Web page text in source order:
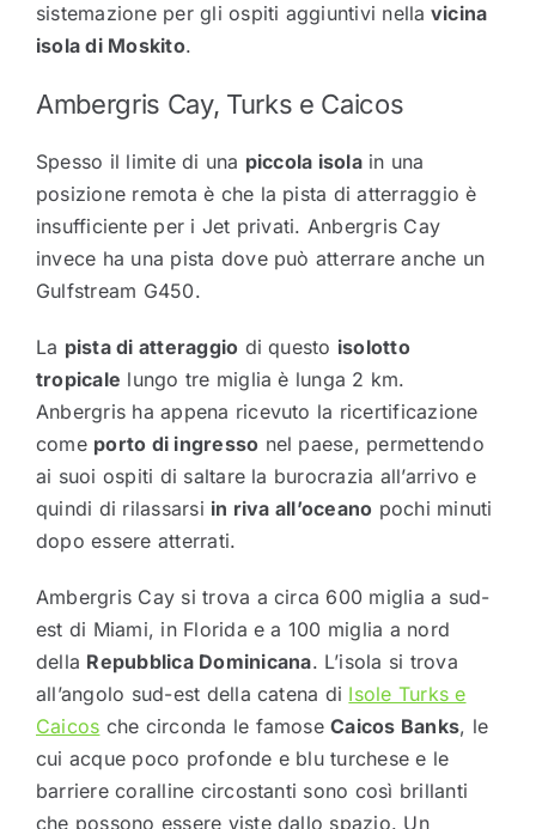
sistemazione per gli ospiti aggiuntivi nella vicina
isola di Moskito.
Ambergris Cay, Turks e Caicos
Spesso il limite di una piccola isolain una
posizione remota è che la pista di atterraggio è
insufficiente per i Jet privati. Anbergris Cay
invece ha una pista dove può atterrare anche un
Gulfstream G450.
La pista di atteraggio di questo isolotto
tropicale lungo tre miglia è lunga 2 km.
Anbergris ha appena ricevuto la ricertificazione
come porto di ingresso nel paese, permettendo
ai suoi ospiti di saltare la burocrazia all’arrivo e
quindi di rilassarsi in riva all’oceano pochi minuti
dopo essere atterrati.
Ambergris Cay si trova a circa 600 miglia a sud-
est di Miami, in Florida e a 100 miglia a nord
della Repubblica Dominicana. L’isola si trova
all’angolo sud-est della catena di Isole Turks e
Caicos che circonda le famoseCaicos Banks, le
cui acque poco profonde e blu turchese e le
barriere coralline circostanti sono così brillanti
che possono essere viste dallo spazio. Un